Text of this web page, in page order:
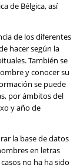
de Bélgica, así
de los diferentes
hacer según la
También se
y conocer su
se puede
por ámbitos del
y año de
la base de datos
en letras
no ha ha sido